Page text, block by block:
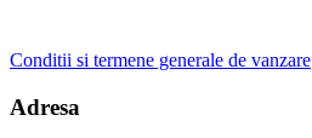
Conditii si termene generale de vanzare
Adresa